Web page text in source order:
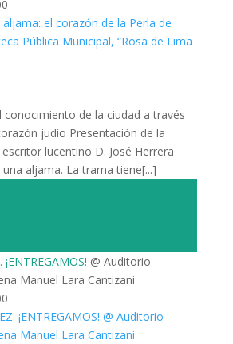
conocimiento de la ciudad a través
judío Presentación de la
lucentino D. José Herrera
aljama. La trama tiene[...]
@ Auditorio
Manuel Lara Cantizani